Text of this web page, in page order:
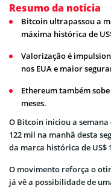
Resumo da notícia
Bitcoin ultrapassou a
máxima histórica de
Valorização é
nos EUA e maior
Ethereum também
meses.
O Bitcoin iniciou a
122 mil na manhã desta
da marca histórica de US$
O movimento reforça o
já vê a possibilidade de